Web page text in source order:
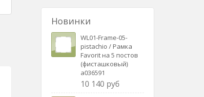
Новинки
WL01-Frame-05-
pistachio / Рамка
Favorit на 5 постов
(фисташковый)
a036591
10 140 руб